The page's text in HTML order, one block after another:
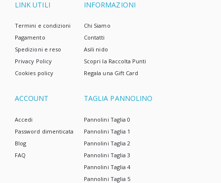
LINK UTILI
Termini e condizioni
Pagamento
Spedizioni e reso
Privacy Policy
Cookies policy
INFORMAZIONI
Chi Siamo
Contatti
Asili nido
Scopri la Raccolta Punti
Regala una Gift Card
ACCOUNT
Accedi
Password dimenticata
Blog
FAQ
TAGLIA PANNOLINO
Pannolini Taglia 0
Pannolini Taglia 1
Pannolini Taglia 2
Pannolini Taglia 3
Pannolini Taglia 4
Pannolini Taglia 5